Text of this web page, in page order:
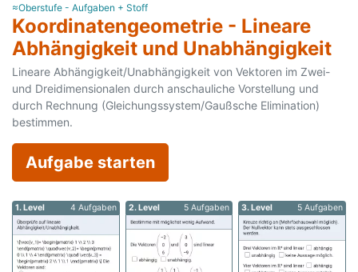
≈Oberstufe - Aufgaben + Stoff
Koordinatengeometrie - Lineare
Abhängigkeit und Unabhängigkeit
Lineare Abhängigkeit/Unabhängigkeit von Vektoren im Zwei-
und Dreidimensionalen durch anschauliche Vorstellung und
durch Rechnung (Gleichungssystem/Gaußsche Elimination)
bestimmen.
Aufgabe starten
1. Level 4 Aufgaben 2. Level 5 Aufgaben 3. Level 5 Aufgaben